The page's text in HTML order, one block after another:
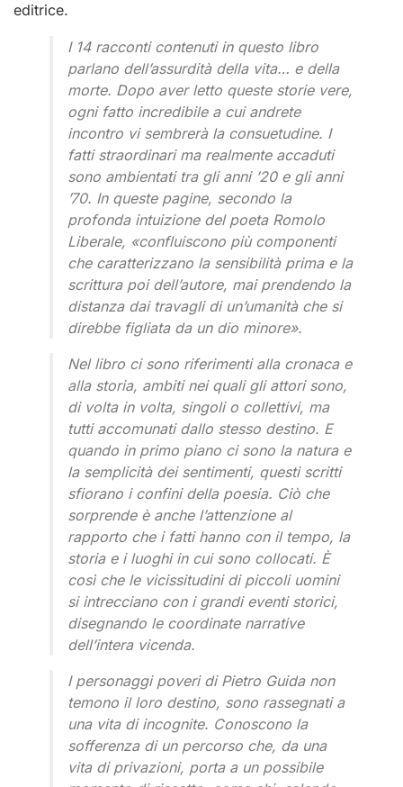
editrice.
I 14 racconti contenuti in questo libro
parlano dell’assurdità della vita… e della
morte. Dopo aver letto queste storie vere,
ogni fatto incredibile a cui andrete
incontro vi sembrerà la consuetudine. I
fatti straordinari ma realmente accaduti
sono ambientati tra gli anni ’20 e gli anni
’70. In queste pagine, secondo la
profonda intuizione del poeta Romolo
Liberale, «confluiscono più componenti
che caratterizzano la sensibilità prima e la
scrittura poi dell’autore, mai prendendo la
distanza dai travagli di un’umanità che si
direbbe figliata da un dio minore».
Nel libro ci sono riferimenti alla cronaca e
alla storia, ambiti nei quali gli attori sono,
di volta in volta, singoli o collettivi, ma
tutti accomunati dallo stesso destino. E
quando in primo piano ci sono la natura e
la semplicità dei sentimenti, questi scritti
sfiorano i confini della poesia. Ciò che
sorprende è anche l’attenzione al
rapporto che i fatti hanno con il tempo, la
storia e i luoghi in cui sono collocati. È
così che le vicissitudini di piccoli uomini
si intrecciano con i grandi eventi storici,
disegnando le coordinate narrative
dell’intera vicenda.
I personaggi poveri di Pietro Guida non
temono il loro destino, sono rassegnati a
una vita di incognite. Conoscono la
sofferenza di un percorso che, da una
vita di privazioni, porta a un possibile